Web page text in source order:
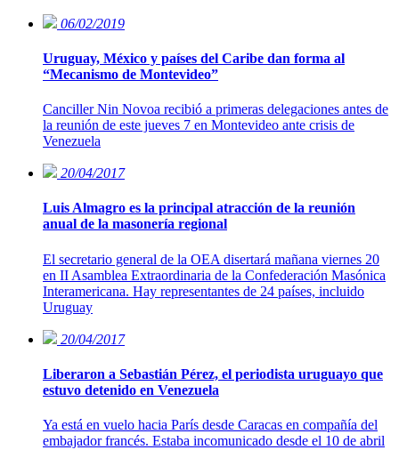
06/02/2019
Uruguay, México y países del Caribe dan forma al
“Mecanismo de Montevideo”
Canciller Nin Novoa recibió a primeras delegaciones antes de
la reunión de este jueves 7 en Montevideo ante crisis de
Venezuela
20/04/2017
Luis Almagro es la principal atracción de la reunión
anual de la masonería regional
El secretario general de la OEA disertará mañana viernes 20
en II Asamblea Extraordinaria de la Confederación Masónica
Interamericana. Hay representantes de 24 países, incluido
Uruguay
20/04/2017
Liberaron a Sebastián Pérez, el periodista uruguayo que
estuvo detenido en Venezuela
Ya está en vuelo hacia París desde Caracas en compañía del
embajador francés. Estaba incomunicado desde el 10 de abril